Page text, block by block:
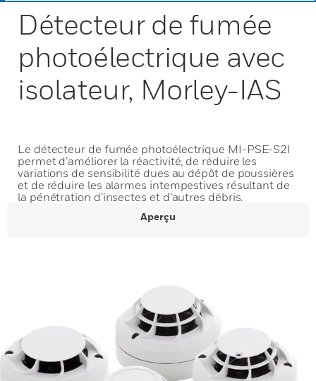
Détecteur de fumée
photoélectrique avec
isolateur, Morley-IAS
Le détecteur de fumée photoélectrique MI-PSE-S2I
permet d’améliorer la réactivité, de réduire les
variations de sensibilité dues au dépôt de poussières
et de réduire les alarmes intempestives résultant de
la pénétration d’insectes et d’autres débris.
Aperçu